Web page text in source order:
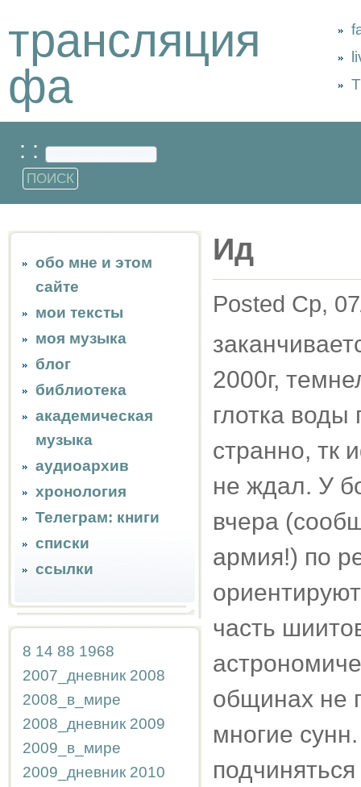
трансляция
фа
: :
обо мне и этом
сайте
мои тексты
моя музыка
блог
библиотека
академическая
музыка
аудиоархив
хронология
Телеграм: книги
списки
ссылки
8 14 88 1968
2007_дневник 2008
2008_в_мире
2008_дневник 2009
2009_в_мире
2009_дневник 2010
Ид
Posted Ср,
2000г,
глотка воды
странно, тк
не ждал. У
вчера
армия!) по
часть
общинах не
многие